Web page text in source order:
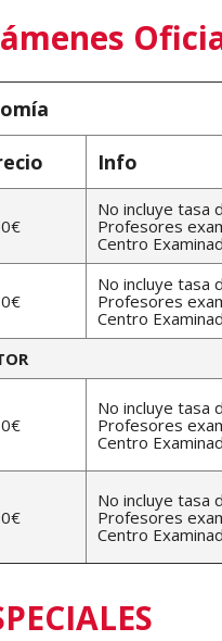
Info
No incluye tasa
Profesores
Centro
No incluye tasa
Profesores
Centro
No incluye tasa
Profesores
Centro
No incluye tasa
Profesores
Centro